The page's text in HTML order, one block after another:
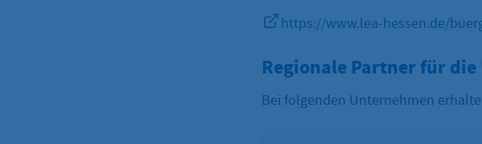
https://www.lea-hessen.de/
Regionale Partner für
Bei folgenden Unternehmen